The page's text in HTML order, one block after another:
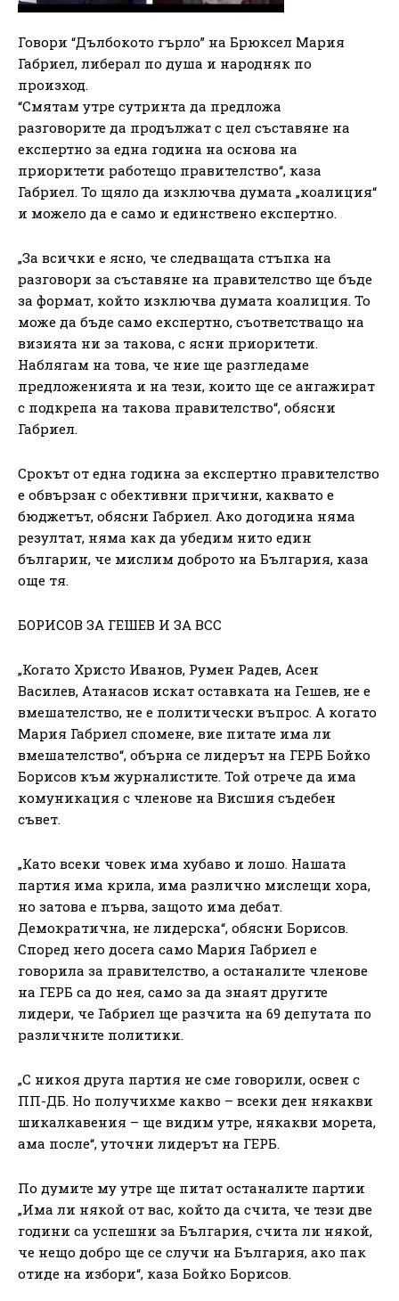
Говори “Дълбокото гърло” на Брюксел Мария
Габриел, либерал по душа и народняк по
произход.
“Смятам утре сутринта да предложа
разговорите да продължат с цел съставяне на
експертно за една година на основа на
приоритети работещо правителство“, каза
Габриел. То щяло да изключва думата „коалиция“
и можело да е само и единствено експертно.
„За всички е ясно, че следващата стъпка на
разговори за съставяне на правителство ще бъде
за формат, който изключва думата коалиция. То
може да бъде само експертно, съответстващо на
визията ни за такова, с ясни приоритети.
Наблягам на това, че ние ще разгледаме
предложенията и на тези, които ще се ангажират
с подкрепа на такова правителство“, обясни
Габриел.
Срокът от една година за експертно правителство
е обвързан с обективни причини, каквато е
бюджетът, обясни Габриел. Ако догодина няма
резултат, няма как да убедим нито един
българин, че мислим доброто на България, каза
още тя.
БОРИСОВ ЗА ГЕШЕВ И ЗА ВСС
„Когато Христо Иванов, Румен Радев, Асен
Василев, Атанасов искат оставката на Гешев, не е
вмешателство, не е политически въпрос. А когато
Мария Габриел спомене, вие питате има ли
вмешателство“, обърна се лидерът на ГЕРБ Бойко
Борисов към журналистите. Той отрече да има
комуникация с членове на Висшия съдебен
съвет.
„Като всеки човек има хубаво и лошо. Нашата
партия има крила, има различно мислещи хора,
но затова е първа, защото има дебат.
Демократична, не лидерска“, обясни Борисов.
Според него досега само Мария Габриел е
говорила за правителство, а останалите членове
на ГЕРБ са до нея, само за да знаят другите
лидери, че Габриел ще разчита на 69 депутата по
различните политики.
„С никоя друга партия не сме говорили, освен с
ПП-ДБ. Но получихме какво – всеки ден някакви
шикалкавения – ще видим утре, някакви морета,
ама после“, уточни лидерът на ГЕРБ.
По думите му утре ще питат останалите партии
„Има ли някой от вас, който да счита, че тези две
години са успешни за България, счита ли някой,
че нещо добро ще се случи на България, ако пак
отиде на избори“, каза Бойко Борисов.